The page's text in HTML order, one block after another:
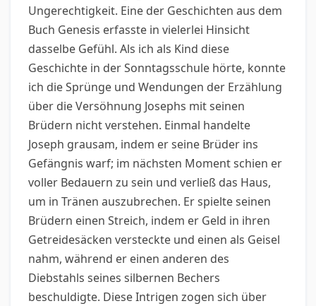
Ungerechtigkeit. Eine der Geschichten aus dem
Buch Genesis erfasste in vielerlei Hinsicht
dasselbe Gefühl. Als ich als Kind diese
Geschichte in der Sonntagsschule hörte, konnte
ich die Sprünge und Wendungen der Erzählung
über die Versöhnung Josephs mit seinen
Brüdern nicht verstehen. Einmal handelte
Joseph grausam, indem er seine Brüder ins
Gefängnis warf; im nächsten Moment schien er
voller Bedauern zu sein und verließ das Haus,
um in Tränen auszubrechen. Er spielte seinen
Brüdern einen Streich, indem er Geld in ihren
Getreidesäcken versteckte und einen als Geisel
nahm, während er einen anderen des
Diebstahls seines silbernen Bechers
beschuldigte. Diese Intrigen zogen sich über